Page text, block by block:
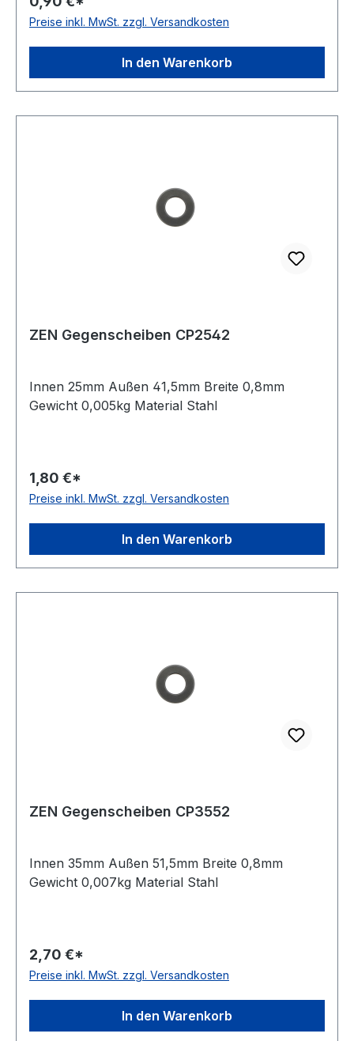
Preise inkl. MwSt. zzgl. Versandkosten
In den Warenkorb
ZEN Gegenscheiben CP2542
Innen 25mm Außen 41,5mm Breite 0,8mm
Gewicht 0,005kg Material Stahl
1,80 €*
Preise inkl. MwSt. zzgl. Versandkosten
In den Warenkorb
ZEN Gegenscheiben CP3552
Innen 35mm Außen 51,5mm Breite 0,8mm
Gewicht 0,007kg Material Stahl
2,70 €*
Preise inkl. MwSt. zzgl. Versandkosten
In den Warenkorb